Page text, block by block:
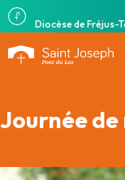
Diocèse de Fréjus-
Journée